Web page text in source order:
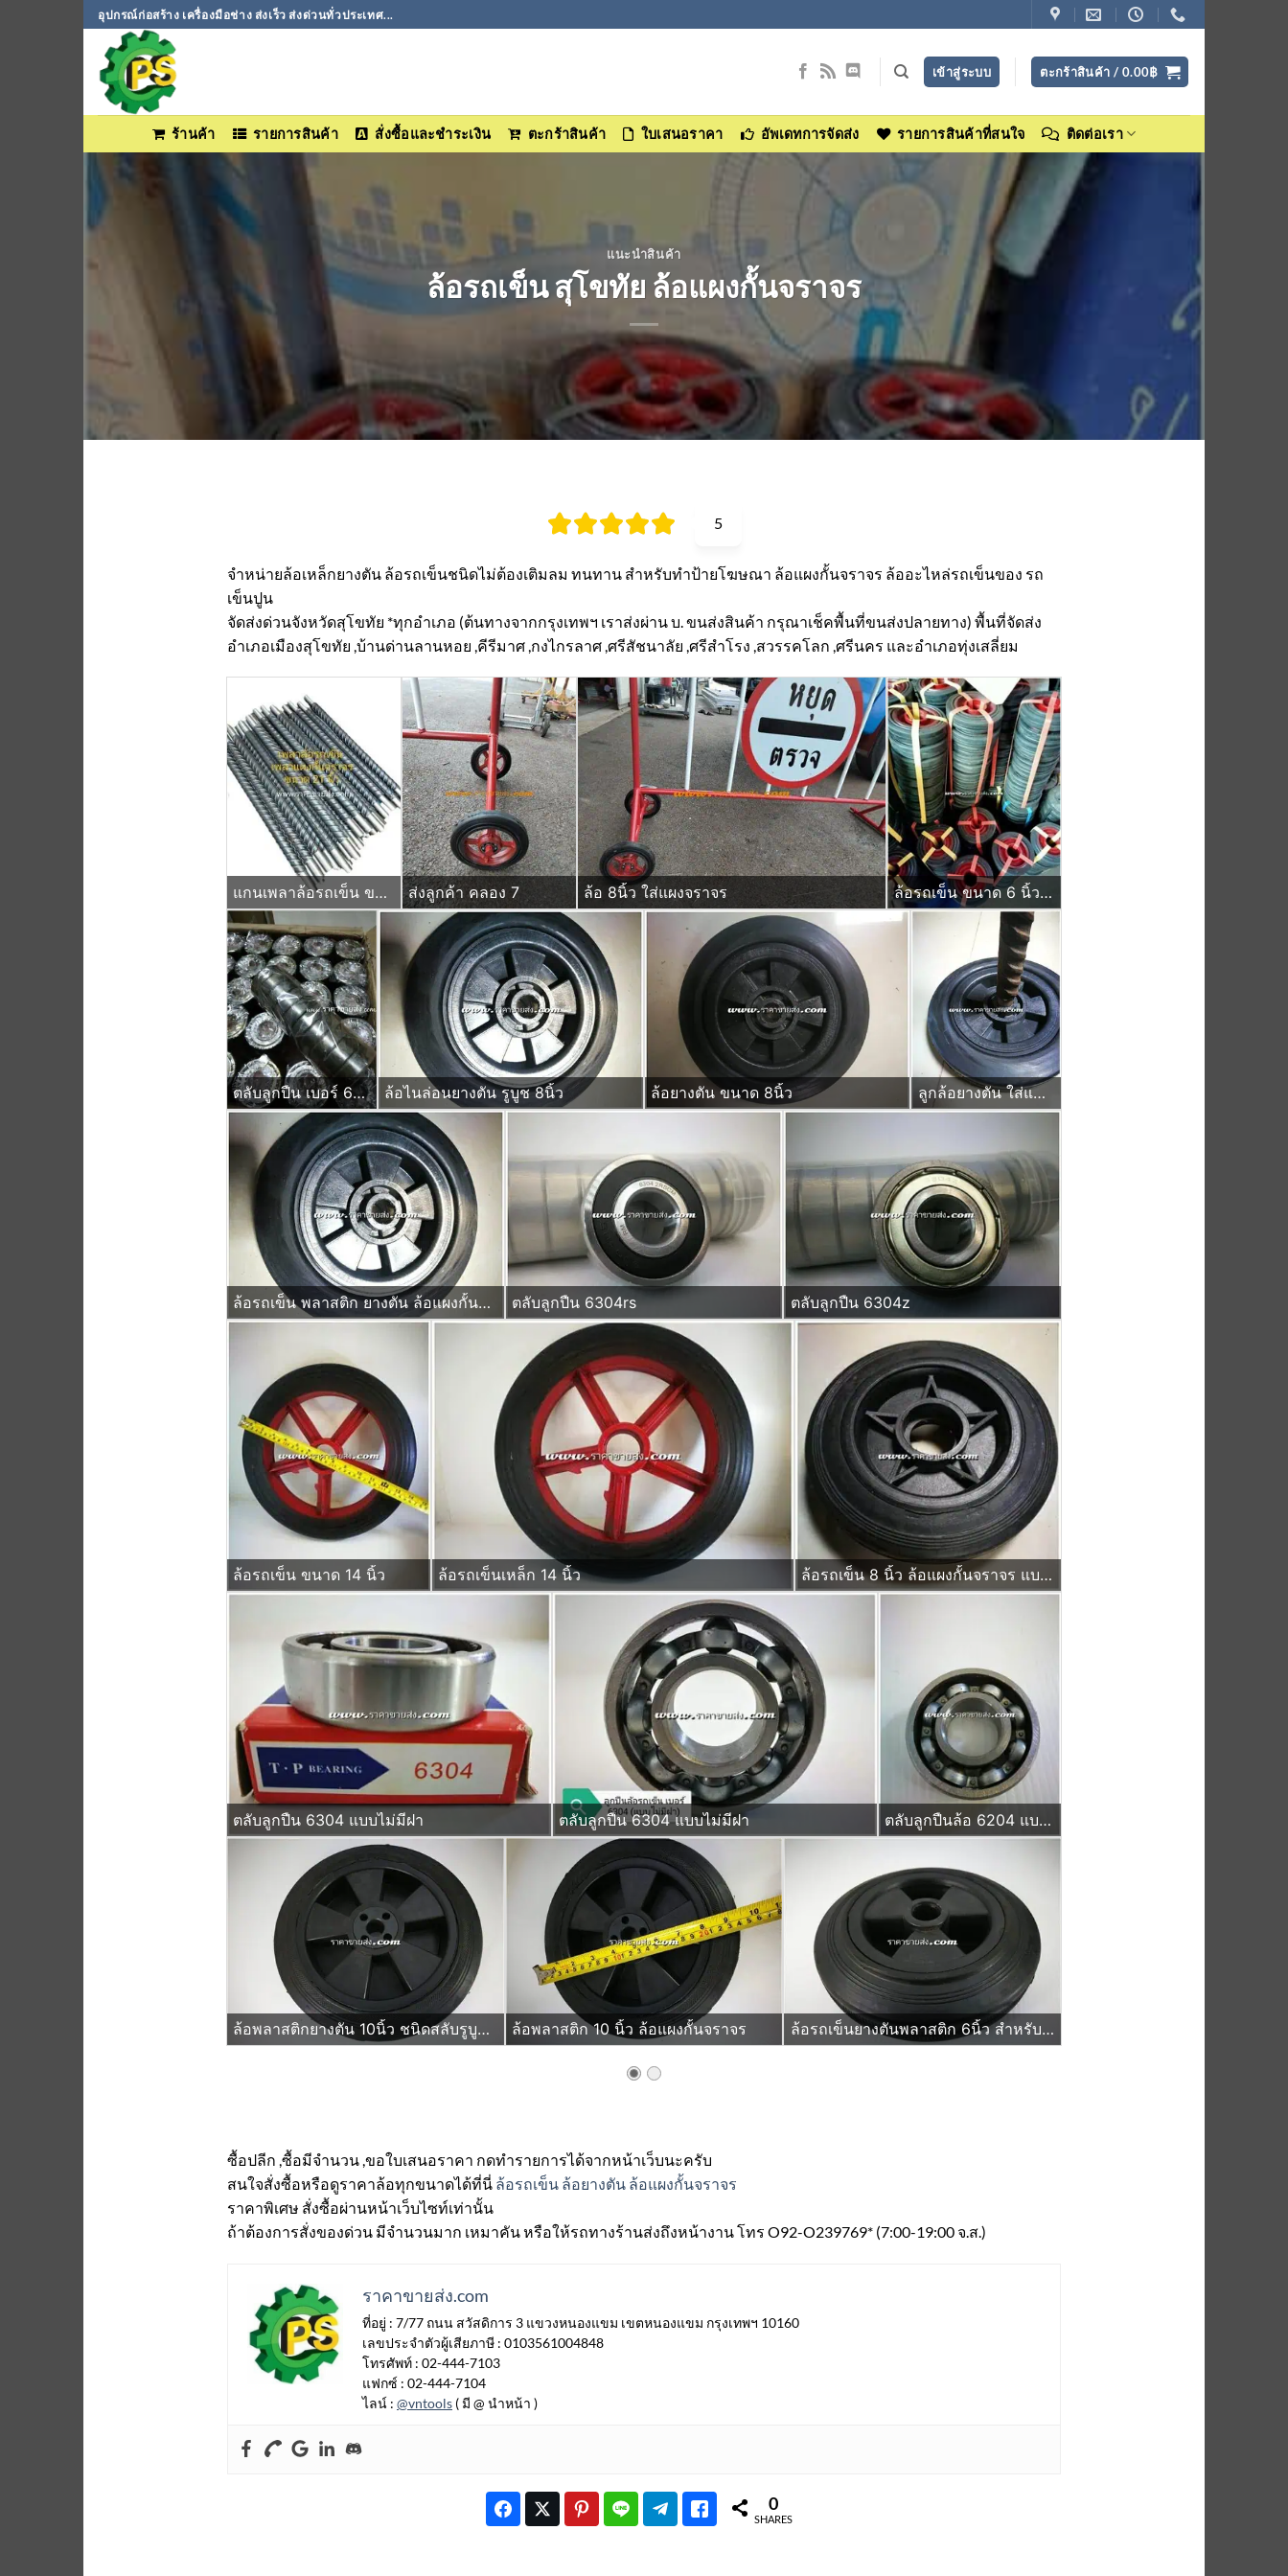
ข้าม
ไป
เนื้อหา
อุปกรณ์ก่อสร้าง เครื่องมือช่าง ส่งเร็ว ส่งด่วนทั่วประเทศ...
เข้าสู่ระบบ ตะกร้าสินค้า / 0.00฿
ร้านค้า รายการสินค้า สั่งซื้อและชำระเงิน ตะกร้าสินค้า ใบเสนอราคา อัพเดทการจัดส่ง รายการสินค้าที่สนใจ ติดต่อเรา
แนะนำสินค้า
ล้อรถเข็น สุโขทัย ล้อแผงกั้นจราจร
5
จำหน่ายล้อเหล็กยางตัน ล้อรถเข็นชนิดไม่ต้องเติมลม ทนทาน สำหรับทำป้ายโฆษณา ล้อแผงกั้นจราจร ล้ออะไหล่รถเข็นของ รถ
เข็นปูน
จัดส่งด่วนจังหวัดสุโขทัย *ทุกอำเภอ (ต้นทางจากกรุงเทพฯ เราส่งผ่าน บ. ขนส่งสินค้า กรุณาเช็คพื้นที่ขนส่งปลายทาง) พื้นที่จัดส่ง
อำเภอเมืองสุโขทัย ,บ้านด่านลานหอย ,คีรีมาศ ,กงไกรลาศ ,ศรีสัชนาลัย ,ศรีสำโรง ,สวรรคโลก ,ศรีนคร และอำเภอทุ่งเสลี่ยม
แกนเพลาล้อรถเข็น ขนาด 21 นิ้ว แบบกิ๊ปล๊อค (เจาะรูปลาย) ส่งลูกค้า คลอง 7 ล้อ 8นิ้ว ใส่แผงจราจร ล้อรถเข็น ขนาด 6 นิ้ว ลูกล้อยางตัน สำหรับใส่แผงกั้นจราจร ป้ายหยุดตรวจ ชนิดมีบ่าใส่ตลับลูกปืน
ตลับลูกปืน เบอร์ 6204zz ยกลัง 250ลูก ล้อไนล่อนยางตัน รูบูช 8นิ้ว ล้อยางตัน ขนาด 8นิ้ว ลูกล้อยางตัน ใส่แกนเพลา หกหุน
ล้อรถเข็น พลาสติก ยางตัน ล้อแผงกั้นจราจรขนาด 8 นิ้ว รูบูช ไม่ใช้ลูกปืน ตลับลูกปืน 6304rs ตลับลูกปืน 6304z
ล้อรถเข็น ขนาด 14 นิ้ว ล้อรถเข็นเหล็ก 14 นิ้ว ล้อรถเข็น 8 นิ้ว ล้อแผงกั้นจราจร แบบบ่าใส่ ตลับลูกปืน
ตลับลูกปืน 6304 แบบไม่มีฝา ตลับลูกปืน 6304 แบบไม่มีฝา ตลับลูกปืนล้อ 6204 แบบไม่มีฝ
ล้อพลาสติกยางตัน 10นิ้ว ชนิดสลับรูบูชและเปลี่ยนมาใส่ลูกปืนได้ด้วย ล้อพลาสติก 10 นิ้ว ล้อแผงกั้นจราจร ล้อรถเข็นยางตันพลาสติก 6นิ้ว สำหรับเป็นล้ออะไหล่ รถเข็นผัก รถเข็นของ แผงป้ายจราจร
ซื้อปลีก ,ซื้อมีจำนวน ,ขอใบเสนอราคา กดทำรายการได้จากหน้าเว็บนะครับ
สนใจสั่งซื้อหรือดูราคาล้อทุกขนาดได้ที่นี่ ล้อรถเข็น ล้อยางตัน ล้อแผงกั้นจราจร
ราคาพิเศษ สั่งซื้อผ่านหน้าเว็บไซท์เท่านั้น
ถ้าต้องการสั่งของด่วน มีจำนวนมาก เหมาคัน หรือให้รถทางร้านส่งถึงหน้างาน โทร O92-O239769* (7:00-19:00 จ.ส.)
ราคาขายส่ง.com
ที่อยู่ : 7/77 ถนน สวัสดิการ 3 แขวงหนองแขม เขตหนองแขม กรุงเทพฯ 10160
เลขประจำตัวผู้เสียภาษี : 0103561004848
โทรศัพท์ : 02-444-7103
แฟกซ์ : 02-444-7104
ไลน์ : @vntools ( มี @ นำหน้า )
0
SHARES